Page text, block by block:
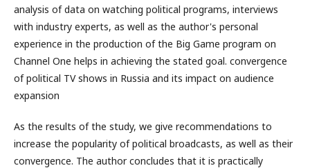
analysis of data on watching political programs, interviews
with industry experts, as well as the author's personal
experience in the production of the Big Game program on
Channel One helps in achieving the stated goal. convergence
of political TV shows in Russia and its impact on audience
expansion
As the results of the study, we give recommendations to
increase the popularity of political broadcasts, as well as their
convergence. The author concludes that it is practically